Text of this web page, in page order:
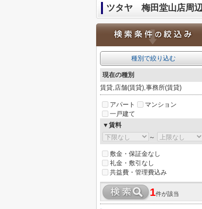
ツタヤ 梅田堂山店周
種別で絞り込む
現在の種別
賃貸,店舗(賃貸),事務所(賃貸)
アパート
マンション
一戸建て
▼賃料
～
敷金・保証金なし
礼金・敷引なし
共益費・管理費込み
1件が該当